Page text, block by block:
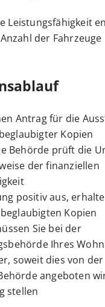
Leistungsfähigkeit
der Fahrzeuge.
Antrag für die
Kopien.
Behörde prüft die
der finanziellen
positiv aus,
Kopien.
Sie bei der
Ihres
soweit dies von der
angeboten
stellen.